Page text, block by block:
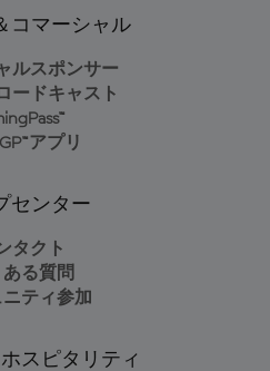
コマーシャル
ルスポンサー
ードキャスト
アプリ
センター
タクト
ある質問
ティ参加
スピタリティ